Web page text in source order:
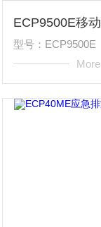
型号：ECP9500E
More